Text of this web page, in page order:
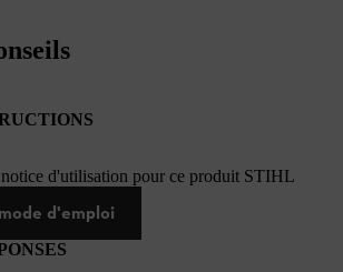
d'utilisation pour ce produit STIHL
d'emploi